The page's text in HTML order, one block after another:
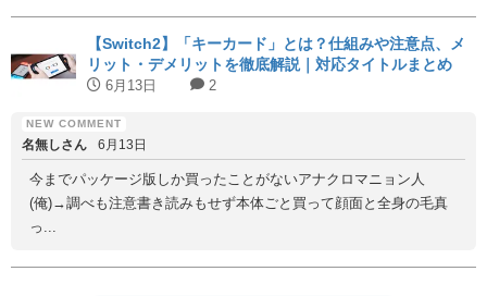
【Switch2】「キーカード」とは？仕組みや注意点、メ
リット・デメリットを徹底解説｜対応タイトルまとめ
6月13日 2
名無しさん 6月13日
今までパッケージ版しか買ったことがないアナクロマニョン人
(俺)→調べも注意書き読みもせず本体ごと買って顔面と全身の毛真
っ...